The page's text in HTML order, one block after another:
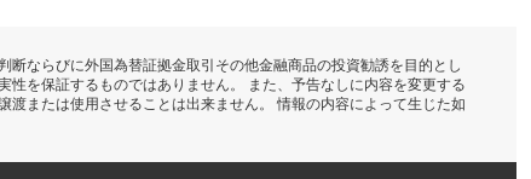
ならびに外国為替証拠金取引その他金融商品の投資勧誘を目的とし
を保証するものではありません。 また、予告なしに内容を変更する
または使用させることは出来ません。 情報の内容によって生じた如